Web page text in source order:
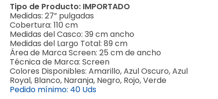
Tipo de Producto: IMPORTADO
Medidas: 27” pulgadas
Cobertura: 110 cm
Medidas del Casco: 39 cm ancho
Medidas del Largo Total: 89 cm
Área de Marca Screen: 25 cm de ancho
Técnica de Marca: Screen
Colores Disponibles: Amarillo, Azul Oscuro, Azul
Royal, Blanco, Naranja, Negro, Rojo, Verde
Pedido mínimo: 40 Uds